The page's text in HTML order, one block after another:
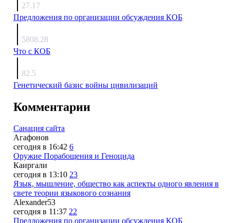
27.17
Предложения по организации обсуждения КОБ
5808.28
Что с КОБ
82.5
Генетический базис войны цивилизаций
Комментарии
Санация сайта
Агафонов
сегодня в 16:42 6
Оружие Порабощения и Геноцида
Каиргали
сегодня в 13:10 23
Язык, мышление, общество как аспекты одного явления в
свете теории языкового сознания
Alexander53
сегодня в 11:37 22
Предложения по организации обсуждения КОБ